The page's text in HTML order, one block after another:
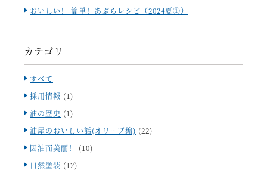
おいしい！ 簡単！あぶらレシピ（2024夏①）
カテゴリ
すべて
採用情報 (1)
油の歴史 (1)
油屋のおいしい話(オリーブ編) (22)
因油而美丽！
(10)
自然塗装 (12)